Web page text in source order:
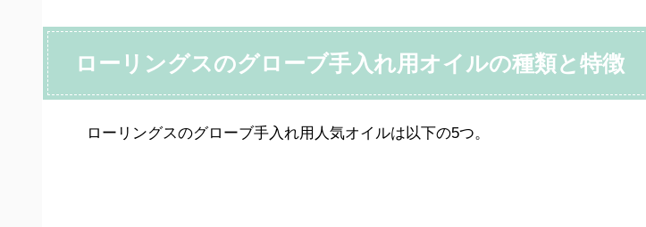
ローリングスのグローブ手入れ用オイルの種類と特徴
ローリングスのグローブ手入れ用人気オイルは以下の5つ。